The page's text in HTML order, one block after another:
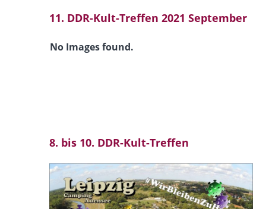
11. DDR-Kult-Treffen 2021 September
No Images found.
8. bis 10. DDR-Kult-Treffen